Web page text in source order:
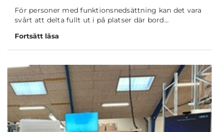
För personer med funktionsnedsättning kan det vara
svårt att delta fullt ut i på platser där bord...
Fortsätt läsa